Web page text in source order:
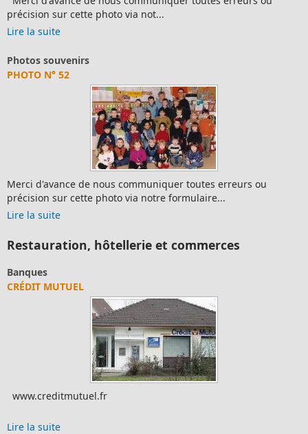
précision sur cette photo via not...
Lire la suite
Photos souvenirs
PHOTO N° 52
Merci d'avance de nous communiquer toutes erreurs ou
précision sur cette photo via notre formulaire...
Lire la suite
Restauration, hôtellerie et commerces
Banques
CRÉDIT MUTUEL
www.creditmutuel.fr
Lire la suite